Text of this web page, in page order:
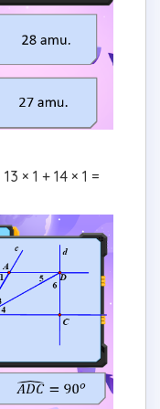
× 1 + 14 × 1 =